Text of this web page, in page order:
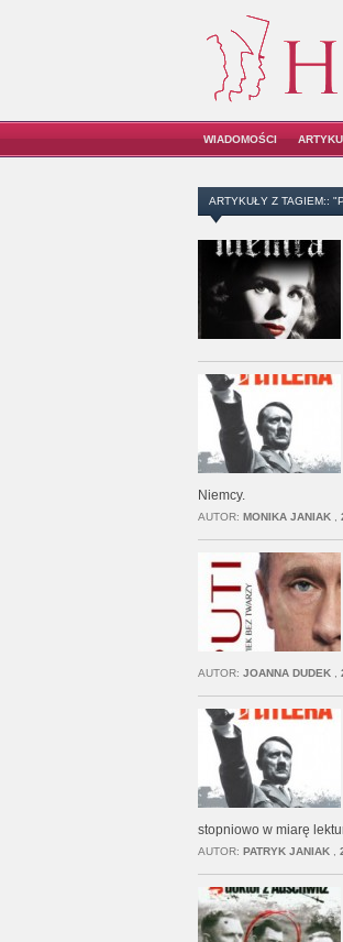
WIADOMOŚCI
ARTYKUŁY Z TAGIEM::
Niemcy.
AUTOR: MONIKA JANIAK,
AUTOR: JOANNA DUDEK,
stopniowo w miarę
AUTOR: PATRYK JANIAK,